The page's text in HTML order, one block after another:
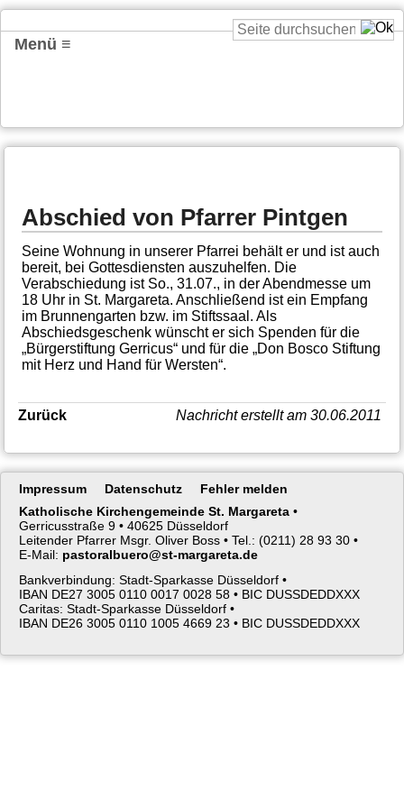
Menü ≡
Abschied von Pfarrer Pintgen
Seine Wohnung in unserer Pfarrei behält er und ist auch
bereit, bei Gottesdiensten auszuhelfen. Die
Verabschiedung ist So., 31.07., in der Abendmesse um
18 Uhr in St. Margareta. Anschließend ist ein Empfang
im Brunnengarten bzw. im Stiftssaal. Als
Abschiedsgeschenk wünscht er sich Spenden für die
„Bürgerstiftung Gerricus“ und für die „Don Bosco Stiftung
mit Herz und Hand für Wersten“.
Nachricht erstellt am 30.06.2011
Zurück
Navigation
Impressum Datenschutz
Fehler melden
Katholische Kirchengemeinde St. Margareta •
Gerricusstraße 9 • 40625 Düsseldorf
Leitender Pfarrer Msgr. Oliver Boss • Tel.: (0211) 28 93 30 •
E-Mail: pastoralbuero@st-margareta.de
Bankverbindung: Stadt-Sparkasse Düsseldorf •
IBAN DE27 3005 0110 0017 0028 58 • BIC DUSSDEDDXXX
Caritas: Stadt-Sparkasse Düsseldorf •
IBAN DE26 3005 0110 1005 4669 23 • BIC DUSSDEDDXXX